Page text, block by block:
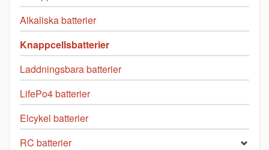
Alkaliska batterier
Knappcellsbatterier
Laddningsbara batterier
LifePo4 batterier
Elcykel batterier
RC batterier